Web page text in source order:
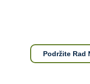
Podržite Rad